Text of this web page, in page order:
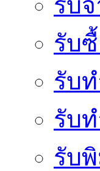
รับซื้
รับ
รับ
รับ